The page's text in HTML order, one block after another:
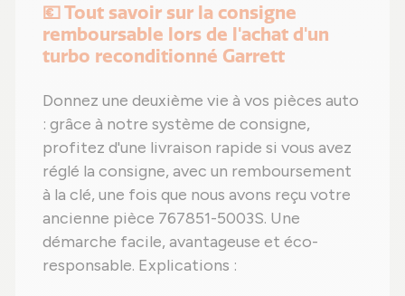
💶 Tout savoir sur la consigne
remboursable lors de l'achat d'un
turbo reconditionné Garrett
Donnez une deuxième vie à vos pièces auto
: grâce à notre système de consigne,
profitez d'une livraison rapide si vous avez
réglé la consigne, avec un remboursement
à la clé, une fois que nous avons reçu votre
ancienne pièce 767851-5003S. Une
démarche facile, avantageuse et éco-
responsable. Explications :